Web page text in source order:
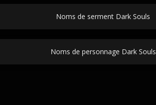
Noms de serment Dark Souls
Noms de personnage Dark Souls